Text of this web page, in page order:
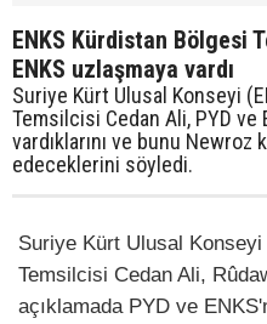
ENKS Kürdistan Bölgesi
ENKS uzlaşmaya vardı
Suriye Kürt Ulusal Konseyi
Temsilcisi Cedan Ali, PYD ve
vardıklarını ve bunu Newroz
edeceklerini söyledi.
Suriye Kürt Ulusal
Temsilcisi Cedan Ali,
açıklamada PYD ve